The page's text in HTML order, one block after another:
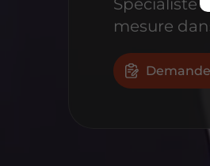
mesure